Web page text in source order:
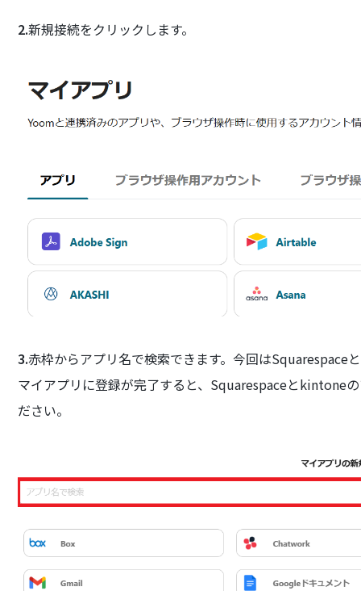
2.新規接続をクリックします。
3.赤枠からアプリ名で検索できます。今回は
マイアプリに登録が完了すると、Squarespaceとkintone
ださい。